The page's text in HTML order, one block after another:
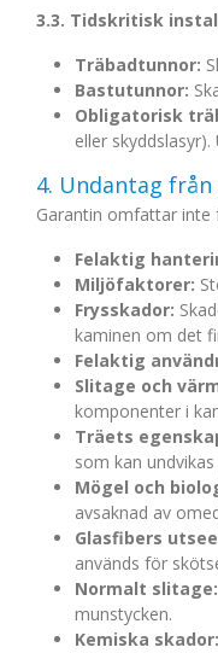
3.3. Tidskritisk
Träbadtunnor:
Bastutunnor:
Obligatorisk
eller
4. Undantag
Garantin omfattar inte
Felaktig
Miljöfaktorer:
Frysskador:
kaminen om det
Felaktig
Slitage och
komponenter i
Träets
som kan
Mögel och
avsaknad av
Glasfibers
används för
Normalt slitage:
munstycken.
Kemiska skador: